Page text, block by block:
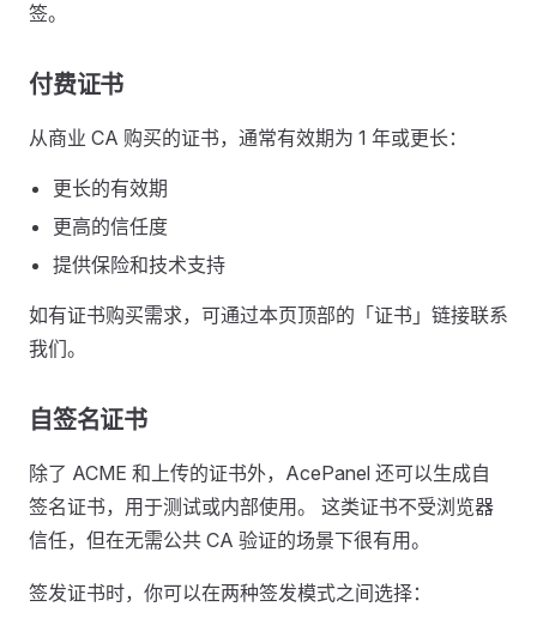
签。
付费证书
从商业 CA 购买的证书，通常有效期为 1 年或更长：
更长的有效期
更高的信任度
提供保险和技术支持
如有证书购买需求，可通过本页顶部的「证书」链接联系
我们。
自签名证书
除了 ACME 和上传的证书外，AcePanel 还可以生成自
签名证书，用于测试或内部使用。 这类证书不受浏览器
信任，但在无需公共 CA 验证的场景下很有用。
签发证书时，你可以在两种签发模式之间选择：